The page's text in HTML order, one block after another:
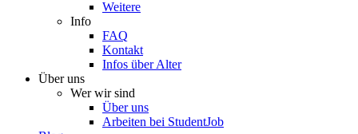
Weitere
Info
FAQ
Kontakt
Infos über Alter
Über uns
Wer wir sind
Über uns
Arbeiten bei StudentJob